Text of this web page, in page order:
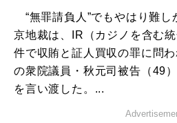
“無罪請負人”でもやはり難し
京地裁は、IR（カジノを含む
件で収賄と証人買収の罪に問
の衆院議員・秋元司被告（49
を言い渡した。...